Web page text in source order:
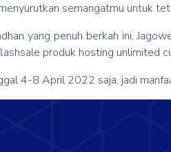
semangatmu untuk
yang penuh berkah ini,
produk hosting unlimited
4-8 April 2022 saja, jadi